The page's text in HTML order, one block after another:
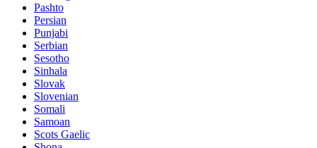
Pashto
Persian
Punjabi
Serbian
Sesotho
Sinhala
Slovak
Slovenian
Somali
Samoan
Scots Gaelic